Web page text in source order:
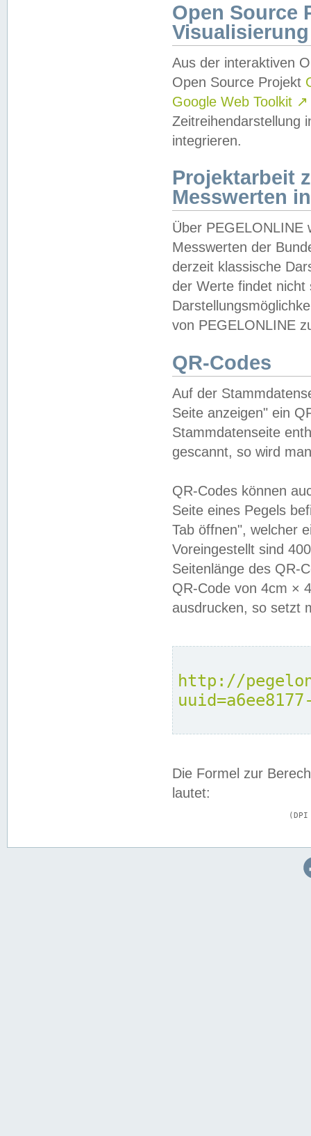
Open Source
Visualisierung
Aus der interaktiven
Open Source Projekt
Google Web Toolkit ↗
Zeitreihendarstellung
integrieren.
Projektarbeit
Messwerten
Über PEGELONLINE
Messwerten der
derzeit klassische
der Werte findet
von PEGELONLINE
QR-Codes
Auf der
Seite anzeigen" ein
Stammdatenseite
gescannt, so wird
QR-Codes können
Seite eines Pegels
Tab öffnen", welcher
Voreingestellt sind
Seitenlänge des QR-
QR-Code von 4cm ×
ausdrucken, so setzt
http://
Die Formel zur
lautet: